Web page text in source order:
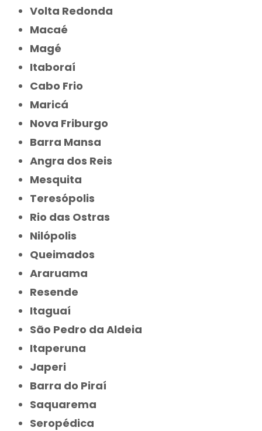
Volta Redonda
Macaé
Magé
Itaboraí
Cabo Frio
Maricá
Nova Friburgo
Barra Mansa
Angra dos Reis
Mesquita
Teresópolis
Rio das Ostras
Nilópolis
Queimados
Araruama
Resende
Itaguaí
São Pedro da Aldeia
Itaperuna
Japeri
Barra do Piraí
Saquarema
Seropédica